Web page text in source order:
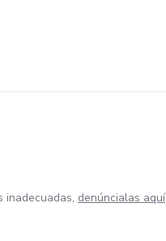
inadecuadas, denúncialas aquí